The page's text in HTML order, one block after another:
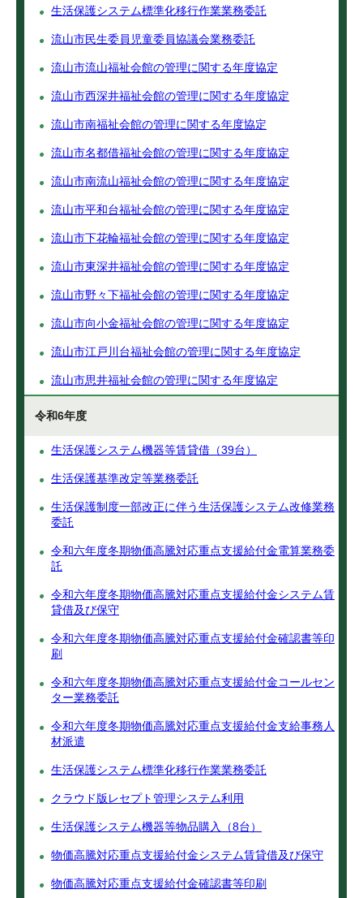
生活保護システム標準化移行作業業務委託
流山市民生委員児童委員協議会業務委託
流山市流山福祉会館の管理に関する年度協定
流山市西深井福祉会館の管理に関する年度協定
流山市南福祉会館の管理に関する年度協定
流山市名都借福祉会館の管理に関する年度協定
流山市南流山福祉会館の管理に関する年度協定
流山市平和台福祉会館の管理に関する年度協定
流山市下花輪福祉会館の管理に関する年度協定
流山市東深井福祉会館の管理に関する年度協定
流山市野々下福祉会館の管理に関する年度協定
流山市向小金福祉会館の管理に関する年度協定
流山市江戸川台福祉会館の管理に関する年度協定
流山市思井福祉会館の管理に関する年度協定
令和6年度
生活保護システム機器等賃貸借（39台）
生活保護基準改定等業務委託
生活保護制度一部改正に伴う生活保護システム改修業務
委託
令和六年度冬期物価高騰対応重点支援給付金電算業務委
託
令和六年度冬期物価高騰対応重点支援給付金システム賃
貸借及び保守
令和六年度冬期物価高騰対応重点支援給付金確認書等印
刷
令和六年度冬期物価高騰対応重点支援給付金コールセン
ター業務委託
令和六年度冬期物価高騰対応重点支援給付金支給事務人
材派遣
生活保護システム標準化移行作業業務委託
クラウド版レセプト管理システム利用
生活保護システム機器等物品購入（8台）
物価高騰対応重点支援給付金システム賃貸借及び保守
物価高騰対応重点支援給付金確認書等印刷